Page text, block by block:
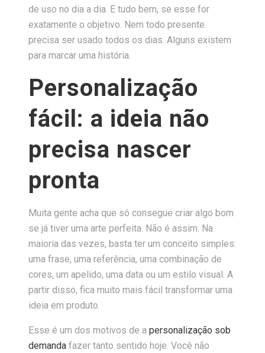
de uso no dia a dia. E tudo bem, se esse for
exatamente o objetivo. Nem todo presente
precisa ser usado todos os dias. Alguns existem
para marcar uma história.
Personalização
fácil: a ideia não
precisa nascer
pronta
Muita gente acha que só consegue criar algo bom
se já tiver uma arte perfeita. Não é assim. Na
maioria das vezes, basta ter um conceito simples:
uma frase, uma referência, uma combinação de
cores, um apelido, uma data ou um estilo visual. A
partir disso, fica muito mais fácil transformar uma
ideia em produto.
Esse é um dos motivos de a personalização sob
demanda fazer tanto sentido hoje. Você não